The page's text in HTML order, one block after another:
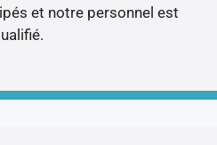
et notre personnel est